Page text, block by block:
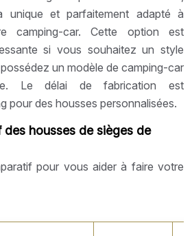
unique et parfaitement adapté à
camping-car. Cette option est
si vous souhaitez un style
un modèle de camping-car
Le délai de fabrication est
pour des housses personnalisées.
des housses de sièges de
pour vous aider à faire votre